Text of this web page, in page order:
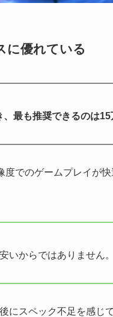
に優れている
最も推奨できるのは15
でのゲームプレイが
いからではありません。
にスペック不足を感じ